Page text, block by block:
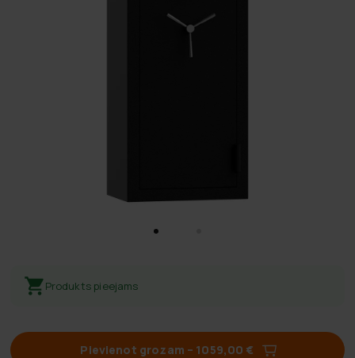
Produkts pieejams
Pievienot grozam – 1059,00 €